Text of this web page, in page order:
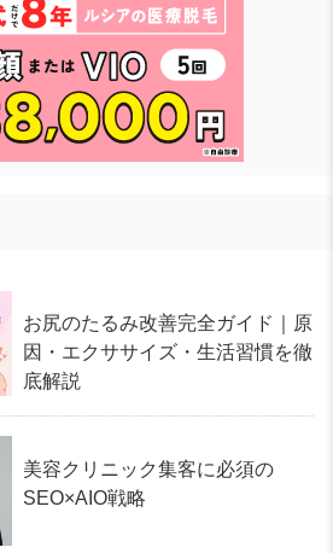
お尻のたるみ改善完全ガイド｜原
因・エクササイズ・生活習慣を徹
底解説
美容クリニック集客に必須の
SEO×AIO戦略